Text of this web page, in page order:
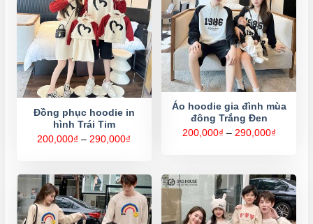
Đồng phục hoodie in
hình Trái Tim
200,000₫ – 290,000₫
đến
290,000₫
Áo hoodie gia đình mùa
đông Trắng Đen
200,000₫ – 290,000₫Khoảng